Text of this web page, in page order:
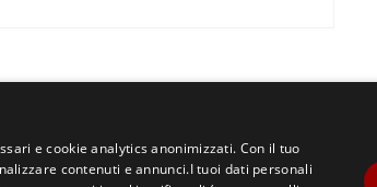
e cookie analytics anonimizzati. Con il tuo
contenuti e annunci.I tuoi dati personali